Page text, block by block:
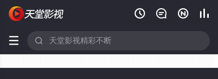
   
 